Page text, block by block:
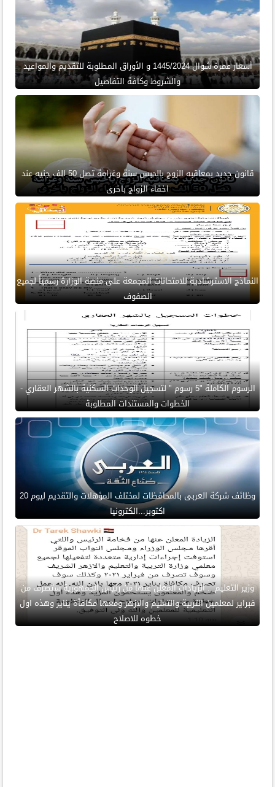
أسعار عمرة شوال 1445/2024 و الأوراق المطلوبة للتقديم والمواعيد
والشروط وكافة التفاصيل
قانون جديد بمعاقبه الزوج بالحبس سنة وغرامة تصل 50 الف جنيه عند
اخفاء الزواج باخرى
النماذج الاسترشادية للامتحانات المجمعة على منصة الوزارة رسمياً لجميع
الصفوف
الرسوم الكاملة "5 رسوم " لتسجيل الوحدات السكنية بالشهر العقاري -
الخطوات والمستندات المطلوبة
وظائف شركة العربى بالمحافظات لمختلف المؤهلات والتقديم ليوم 20
اكتوبر...الكترونيا
وزير التعليم .. الزيادات المعلن عنها من رئيس الجمهورية ستصرف من
فبراير لمعلمين التربية والتعليم والازهر ومعها مكافأة يناير وهذه اول
خطوه للاصلاح